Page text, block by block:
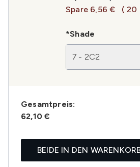
Spare 6,56 €
( 20
*Shade
7 - 2C2
Gesamtpreis:
62,10 €
BEIDE IN DEN